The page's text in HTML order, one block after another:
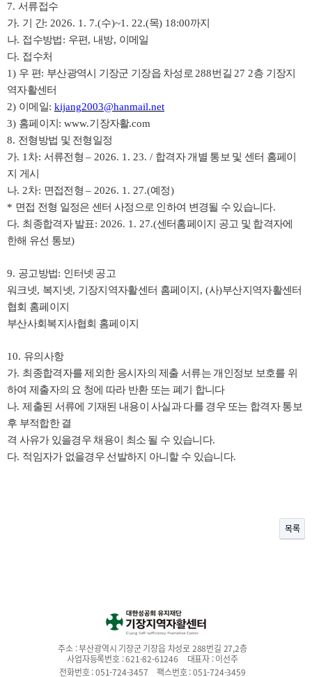
7. 서류접수
가. 기 간: 2026. 1. 7.(수)~1. 22.(목) 18:00까지
나. 접수방법: 우편, 내방, 이메일
다. 접수처
1) 우 편: 부산광역시 기장군 기장읍 차성로 288번길 27 2층 기장지
역자활센터
2) 이메일: kijang2003@hanmail.net
3) 홈페이지 : www.기장자활.com
8. 전형방법 및 전형일정
가. 1 차: 서류전형– 2026. 1. 23. / 합격자 개별 통보 및 센터 홈페이
지 게시
나. 2차: 면접전형– 2026. 1. 27.(예정)
* 면접 전형 일정은 센터 사정으로 인하여 변경될 수 있습니다.
다. 최종합격자 발표: 2026. 1. 27.(센터홈페이지 공고 및 합격자에
한해 유선 통보)
9. 공고방법: 인터넷 공고
워크넷, 복지넷, 기장지역자활센터 홈페이지 , (사)부산지역자활센터
협회 홈페이지
부산사회복지사협회 홈페이지
10. 유의사항
가. 최종합격자를 제외한 응시자의 제출 서류는 개인정보 보호를 위
하여 제출자의 요 청에 따라 반환 또는 폐기 합니다
나.제출된 서류에 기재된 내용이 사실과 다를 경우 또는 합격자 통보
후 부적합한 결
격 사유가 있을경우 채용이 최소 될 수 있습니다.
다. 적임자가 없을경우 선발하지 아니할 수 있습니다.
목록
주소 :부산광역시 기장군 기장읍 차성로 288번길 27,2층
사업자등록번호 :621-82-61246 대표자 :이선주
전화번호 :051-724-3457 팩스번호 :051-724-3459